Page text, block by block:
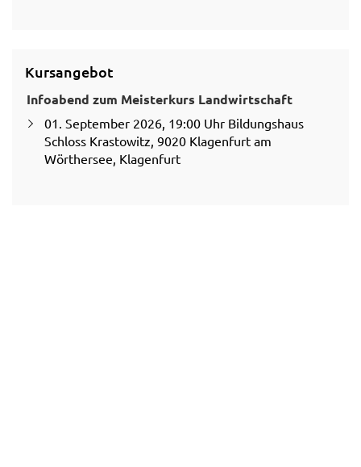
Kursangebot
Infoabend zum Meisterkurs Landwirtschaft
01. September 2026, 19:00 Uhr Bildungshaus
Schloss Krastowitz, 9020 Klagenfurt am
Wörthersee, Klagenfurt